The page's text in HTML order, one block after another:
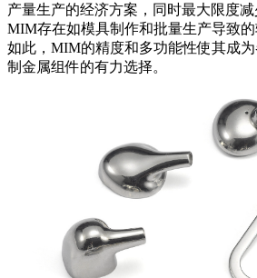
产量生产的经济方案，同时最大限度减
MIM存在如模具制作和批量生产导致
如此，MIM的精度和多功能性使其成
制金属组件的有力选择。